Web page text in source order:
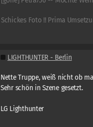
Schickes Foto !! Prima
LIGHTHUNTER - Berlin
Nette Truppe, weiß nicht ob
Sehr schön in Szene gesetzt.
LG Lighthunter